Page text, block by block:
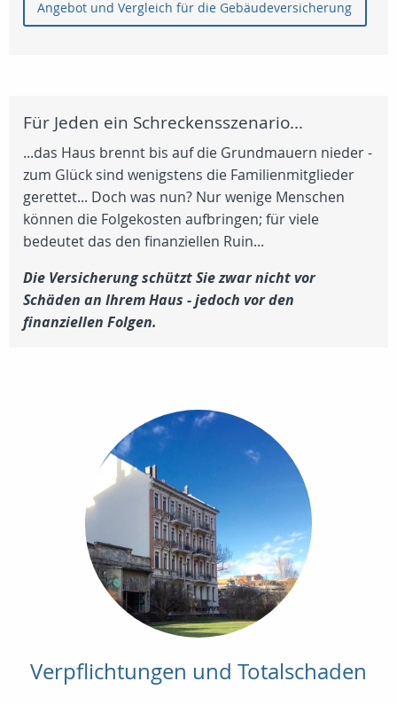
Angebot und Vergleich für die Gebäudeversicherung
Für Jeden ein Schreckensszenario...
...das Haus brennt bis auf die Grundmauern nieder -
zum Glück sind wenigstens die Familienmitglieder
gerettet... Doch was nun? Nur wenige Menschen
können die Folgekosten aufbringen; für viele
bedeutet das den finanziellen Ruin...
Die Versicherung schützt Sie zwar nicht vor
Schäden an Ihrem Haus - jedoch vor den
finanziellen Folgen.
Verpflichtungen und Totalschaden